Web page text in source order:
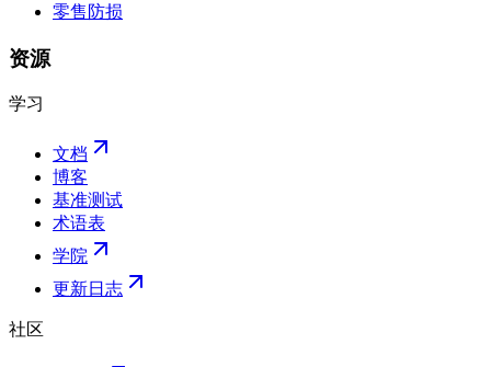
零售防损
资源
学习
文档
博客
基准测试
术语表
学院
更新日志
社区